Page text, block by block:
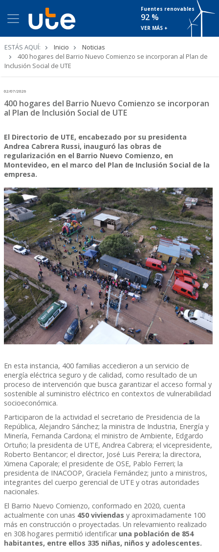
Fuentes renovables
92 %
VER MÁS +
ESTÁS AQUÍ: Inicio
Noticias
400 hogares del Barrio Nuevo Comienzo se incorporan al Plan de
Inclusión Social de UTE
02/07/2026
400 hogares del Barrio Nuevo Comienzo se incorporan
al Plan de Inclusión Social de UTE
El Directorio de UTE, encabezado por su presidenta
Andrea Cabrera Russi, inauguró las obras de
regularización en el Barrio Nuevo Comienzo, en
Montevideo, en el marco del Plan de Inclusión Social de la
empresa.
En esta instancia, 400 familias accedieron a un servicio de
energía eléctrica seguro y de calidad, como resultado de un
proceso de intervención que busca garantizar el acceso formal y
sostenible al suministro eléctrico en contextos de vulnerabilidad
socioeconómica.
Participaron de la actividad el secretario de Presidencia de la
República, Alejandro Sánchez; la ministra de Industria, Energía y
Minería, Fernanda Cardona; el ministro de Ambiente, Edgardo
Ortuño; la presidenta de UTE, Andrea Cabrera; el vicepresidente,
Roberto Bentancor; el director, José Luis Pereira; la directora,
Ximena Caporale; el presidente de OSE, Pablo Ferreri; la
presidenta de INACOOP, Graciela Fernández; junto a ministros,
integrantes del cuerpo gerencial de UTE y otras autoridades
nacionales.
El Barrio Nuevo Comienzo, conformado en 2020, cuenta
actualmente con unas 450 viviendas y aproximadamente 100
más en construcción o proyectadas. Un relevamiento realizado
en 308 hogares permitió identificar una población de 854
habitantes, entre ellos 335 niñas, niños y adolescentes.